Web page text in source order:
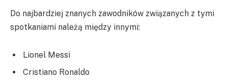
Do najbardziej znanych zawodników związanych z tymi
spotkaniami należą między innymi:
Lionel Messi
Cristiano Ronaldo